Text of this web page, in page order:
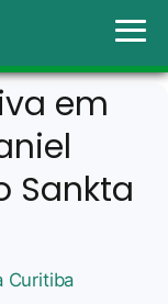
em
Sankta
Curitiba